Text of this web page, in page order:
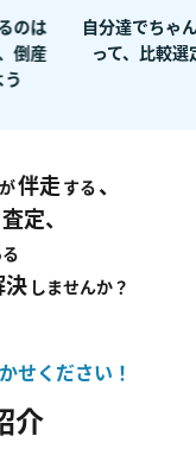
のは
倒産
う
自分達でちゃ
って、比較
が伴走 する 、
査定、
決 しませんか？
せください！
介